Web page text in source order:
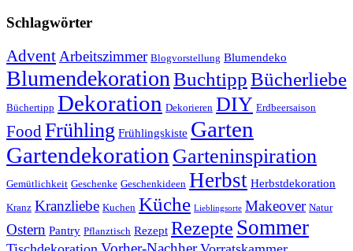
Schlagwörter
Advent Arbeitszimmer Blogvorstellung Blumendeko
Blumendekoration BuchtippBücherliebe
Büchertipp Dekoration Dekorieren DIY Erdbeersaison
FoodFrühling Frühlingskiste Garten
Gartendekoration Garteninspiration
Gemütlichkeit Geschenke Geschenkideen Herbst Herbstdekoration
Kranz Kranzliebe Kuchen Küche Lieblingsorte Makeover Natur
Ostern Pantry Pflanztisch Rezept Rezepte Sommer